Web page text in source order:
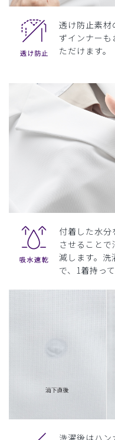
透け防止素材
ずインナーも
ただけます。
付着した水
させること
減します。洗
で、1着持っ
洗濯後はハ